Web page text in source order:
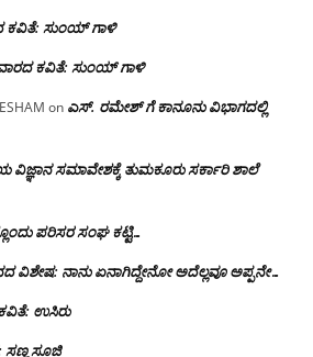
ಕವಿತೆ: ಸುಂಯ್ ಗಾಳಿ
ಕವಿತೆ: ಸುಂಯ್ ಗಾಳಿ
on ಎಸ್. ರಮೇಶ್ ಗೆ ಕಾನೂನು ವಿಭಾಗದಲ್ಲಿ
ವಿಜ್ಞಾನ ಸಮಾವೇಶಕ್ಕೆ‌ ತುಮಕೂರು ಸರ್ಕಾರಿ ಶಾಲೆ
ಪರಿಸರ ಸಂಘ ಕಟ್ಟಿ…
ವಿಶೇಷ: ನಾನು ಏನಾಗಿದ್ದೇನೋ‌ ಅದೆಲ್ಲವೂ ಅಪ್ಪನೇ…
ಉಸಿರು
ಸಣ್ಣ ಸೂಜಿ